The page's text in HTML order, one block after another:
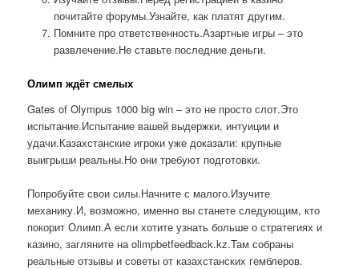
почитайте форумы.Узнайте, как платят другим.
Помните про ответственность.Азартные игры – это
развлечение.Не ставьте последние деньги.
Олимп ждёт смелых
Gates of Olympus 1000 big win – это не просто слот.Это
испытание.Испытание вашей выдержки, интуиции и
удачи.Казахстанские игроки уже доказали: крупные
выигрыши реальны.Но они требуют подготовки.
Попробуйте свои силы.Начните с малого.Изучите
механику.И, возможно, именно вы станете следующим, кто
покорит Олимп.А если хотите узнать больше о стратегиях и
казино, загляните на olimpbetfeedback.kz.Там собраны
реальные отзывы и советы от казахстанских гемблеров.